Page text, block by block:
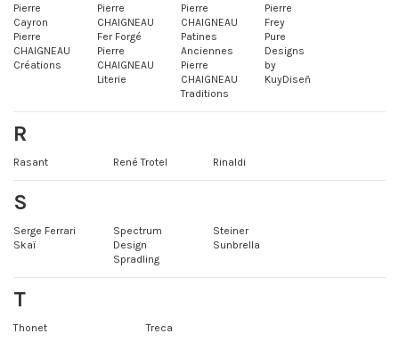
Pierre
Cayron
Pierre
CHAIGNEAU
Créations
Pierre
CHAIGNEAU
Fer Forgé
Pierre
CHAIGNEAU
Literie
Pierre
CHAIGNEAU
Patines
Anciennes
Pierre
CHAIGNEAU
Traditions
Pierre
Frey
Pure
Designs
by
KuyDiseñ
R
Rasant René Trotel Rinaldi
S
Serge Ferrari
Skaï
Spectrum
Design
Spradling
Steiner
Sunbrella
T
Thonet Treca